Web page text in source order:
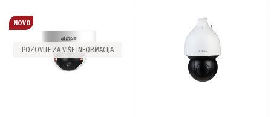
POZOVITE ZA VIŠE INFORMACIJA